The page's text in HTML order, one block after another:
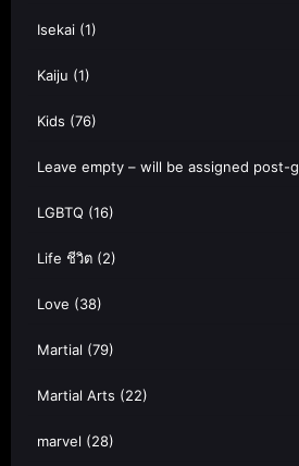
Isekai (1)
Kaiju (1)
Kids (76)
Leave empty – will be assigned post-
LGBTQ (16)
Life ชีวิต (2)
Love (38)
Martial (79)
Martial Arts (22)
marvel (28)